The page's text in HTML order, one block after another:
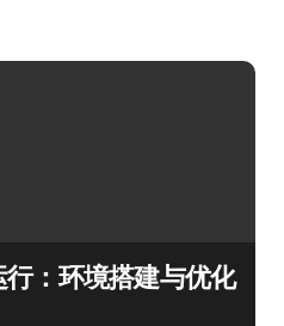
：环境搭建与优化